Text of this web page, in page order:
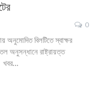
0
অনুমোদিত বিলটিতে স্বাক্ষর
অনুসন্ধানে রাষ্ট্রায়ত্ত
খবর…